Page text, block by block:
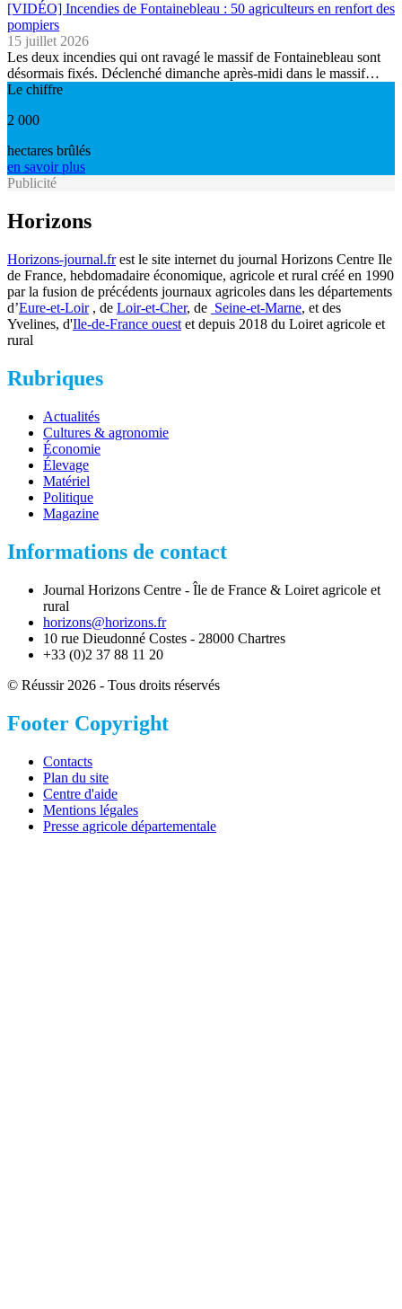
[VIDÉO] Incendies de Fontainebleau : 50 agriculteurs en renfort des
pompiers
15 juillet 2026
Les deux incendies qui ont ravagé le massif de Fontainebleau sont
désormais fixés. Déclenché dimanche après-midi dans le massif…
Le chiffre
2 000
hectares brûlés
en savoir plus
Publicité
Horizons
Horizons-journal.frest le site internet du journal Horizons Centre Ile
de France, hebdomadaire économique, agricole et rural créé en 1990
par la fusion de précédents journaux agricoles dans les départements
d’Eure-et-Loir, de Loir-et-Cher, de Seine-et-Marne, et des
Yvelines, d'Ile-de-France ouest et depuis 2018 du Loiret agricole et
rural
Rubriques
Actualités
Cultures & agronomie
Économie
Élevage
Matériel
Politique
Magazine
Informations de contact
Journal Horizons Centre - Île de France & Loiret agricole et
rural
horizons@horizons.fr
10 rue Dieudonné Costes - 28000 Chartres
+33 (0)2 37 88 11 20
© Réussir 2026 - Tous droits réservés
Footer Copyright
Contacts
Plan du site
Centre d'aide
Mentions légales
Presse agricole départementale